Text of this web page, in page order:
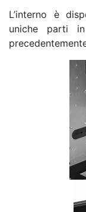
L’interno è
uniche parti